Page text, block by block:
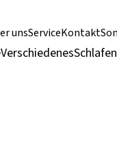
unsServiceKontakt
VerschiedenesSchlafen